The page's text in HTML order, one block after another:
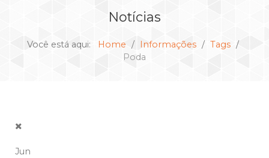
Notícias
Você está aqui: Home Informações
Tags
Poda
Jun